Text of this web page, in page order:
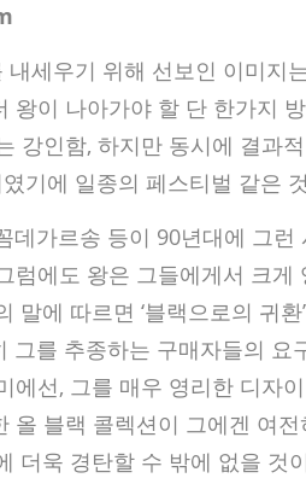
내세우기 위해 선보인 이미지
왕이 나아가야 할 단 한가지
강인함, 하지만 동시에 결과
기에 일종의 페스티벌 같은
데가르송 등이 90년대에 그런
럼에도 왕은 그들에게서 크게
말에 따르면 ‘블랙으로의 귀
그를 추종하는 구매자들의 요
에선, 그를 매우 영리한 디자
올 블랙 콜렉션이 그에겐 여
더욱 경탄할 수 밖에 없을 것